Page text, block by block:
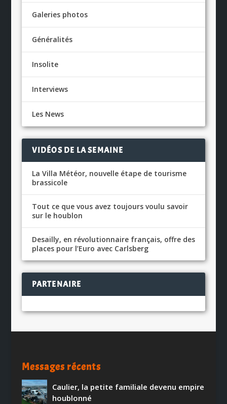
Galeries photos
Généralités
Insolite
Interviews
Les News
VIDÉOS DE LA SEMAINE
La Villa Météor, nouvelle étape de tourisme
brassicole
Tout ce que vous avez toujours voulu savoir
sur le houblon
Desailly, en révolutionnaire français, offre des
places pour l’Euro avec Carlsberg
PARTENAIRE
Messages récents
Caulier, la petite familiale devenu empire
houblonné